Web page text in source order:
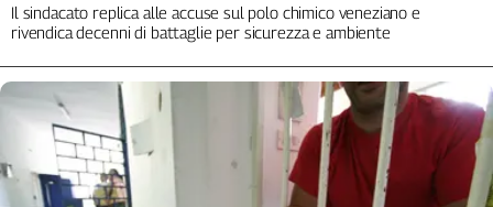
Il sindacato replica alle accuse sul polo chimico veneziano e
rivendica decenni di battaglie per sicurezza e ambiente